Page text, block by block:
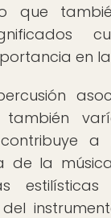
que
en
también
a
de la